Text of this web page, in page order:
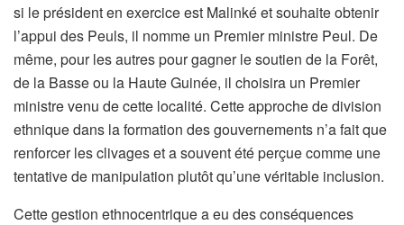
si le président en exercice est Malinké et souhaite obtenir
l’appui des Peuls, il nomme un Premier ministre Peul. De
même, pour les autres pour gagner le soutien de la Forêt,
de la Basse ou la Haute Guinée, il choisira un Premier
ministre venu de cette localité. Cette approche de division
ethnique dans la formation des gouvernements n’a fait que
renforcer les clivages et a souvent été perçue comme une
tentative de manipulation plutôt qu’une véritable inclusion.
Cette gestion ethnocentrique a eu des conséquences